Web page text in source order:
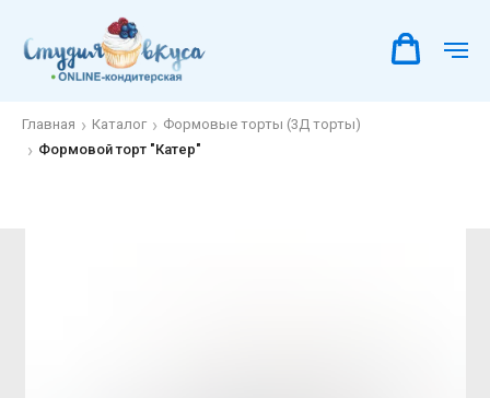
Главная Каталог
Формовые торты (3Д торты)
Формовой торт "Катер"